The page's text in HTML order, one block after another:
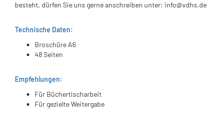
besteht, dürfen Sie uns gerne anschreiben unter: info@vdhs.de
Technische Daten:
Broschüre A6
48 Seiten
Empfehlungen:
Für Büchertischarbeit
Für gezielte Weitergabe